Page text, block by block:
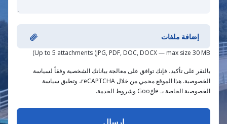
إضافة ملفات
Up to 5 attachments (JPG, PDF, DOC, DOCX — max size 30 MB)
بالنقر على تأكيد، فإنك توافق على معالجة بياناتك الشخصية وفقاً لسياسة
الخصوصية. هذا الموقع محمي من خلال reCAPTCHA، وتطبق سياسة
الخصوصية الخاصة بـ Google وشروط الخدمة.